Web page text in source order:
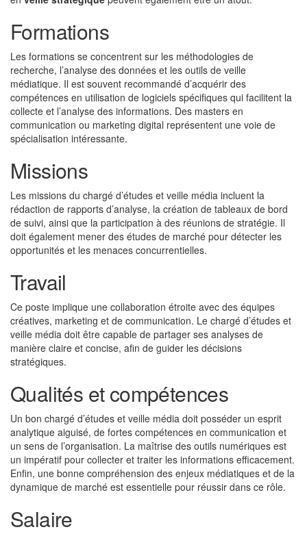
Formations
Les formations se concentrent sur les méthodologies de
recherche, l’analyse des données et les outils de veille
médiatique. Il est souvent recommandé d’acquérir des
compétences en utilisation de logiciels spécifiques qui facilitent la
collecte et l’analyse des informations. Des masters en
communication ou marketing digital représentent une voie de
spécialisation intéressante.
Missions
Les missions du chargé d’études et veille média incluent la
rédaction de rapports d’analyse, la création de tableaux de bord
de suivi, ainsi que la participation à des réunions de stratégie. Il
doit également mener des études de marché pour détecter les
opportunités et les menaces concurrentielles.
Travail
Ce poste implique une collaboration étroite avec des équipes
créatives, marketing et de communication. Le chargé d’études et
veille média doit être capable de partager ses analyses de
manière claire et concise, afin de guider les décisions
stratégiques.
Qualités et compétences
Un bon chargé d’études et veille média doit posséder un esprit
analytique aiguisé, de fortes compétences en communication et
un sens de l’organisation. La maîtrise des outils numériques est
un impératif pour collecter et traiter les informations efficacement.
Enfin, une bonne compréhension des enjeux médiatiques et de la
dynamique de marché est essentielle pour réussir dans ce rôle.
Salaire